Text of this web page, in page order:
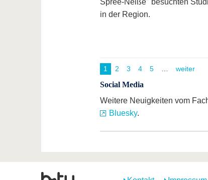
in der Region.
1 2 3 4 5 weiter
Social Media
Weitere Neuigkeiten vom
Bluesky.